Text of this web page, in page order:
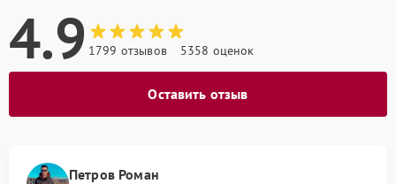
4.9 1799 отзывов 5358 оценок
Оставить отзыв
Петров Роман